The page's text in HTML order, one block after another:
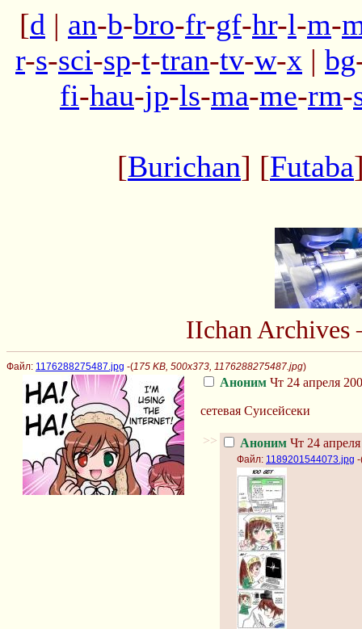
[d | an-b-bro-fr-gf-hr-l-m-
r-s-sci-sp-t-tran-tv-w-x | bg
fi-hau-jp-ls-ma-me-rm-
[Burichan] [Futaba
IIchan
Файл: 1176288275487.jpg -(175 KB, 500x373, 1176288275487.jpg)
Аноним Чт 24 апреля
сетевая Суисейсеки
>> Аноним Чт 24
Файл: 1189201544073.jpg -